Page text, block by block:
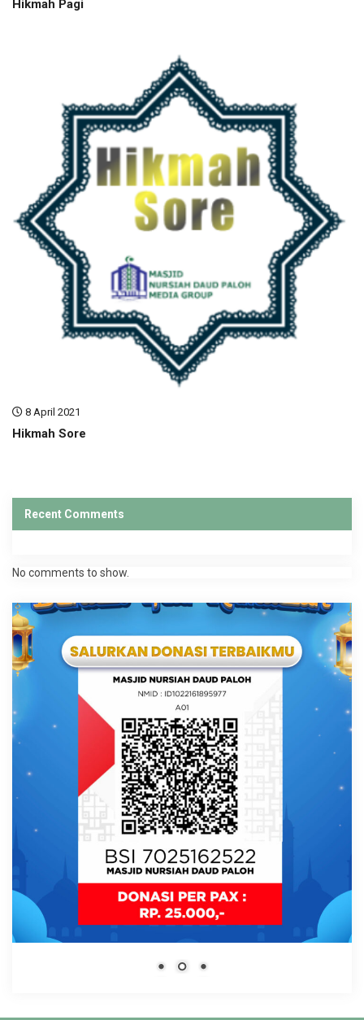
Hikmah Pagi
8 April 2021
Hikmah Sore
Recent Comments
No comments to show.